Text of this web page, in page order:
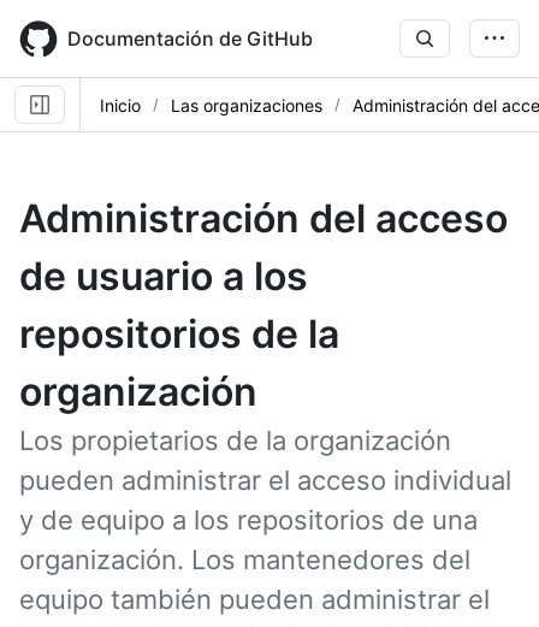
main
content
Documentación de GitHub
Inicio Las organizaciones Administración del
Administración del acceso
de usuario a los
repositorios de la
organización
Los propietarios de la organización
pueden administrar el acceso individual
y de equipo a los repositorios de una
organización. Los mantenedores del
equipo también pueden administrar el